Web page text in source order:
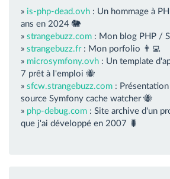
» is-php-dead.ovh : Un hommage à
ans en 2024 🐘
» strangebuzz.com : Mon blog PHP /
» strangebuzz.fr: Mon porfolio 👨‍💻
» microsymfony.ovh : Un template
7 prêt à l'emploi 🐝
» sfcw.strangebuzz.com :
source Symfony cache watcher 🐝
» php-debug.com : Site archive d'un
que j'ai développé en 2007 🐛